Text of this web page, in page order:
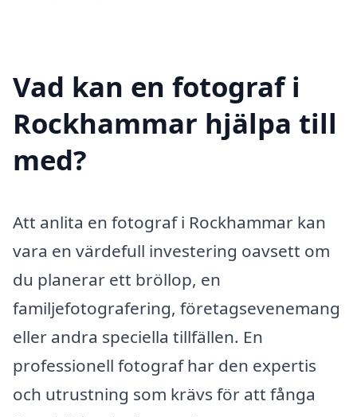
Vad kan en fotograf i
Rockhammar hjälpa till
med?
Att anlita en fotograf i Rockhammar kan
vara en värdefull investering oavsett om
du planerar ett bröllop, en
familjefotografering, företagsevenemang
eller andra speciella tillfällen. En
professionell fotograf har den expertis
och utrustning som krävs för att fånga